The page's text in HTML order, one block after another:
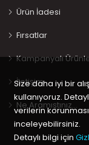
Ürün İadesi
Fırsatlar
Kampanyalı
İletişim
Ne Aramıştınız…
Size daha iyi bir
kullanıyoruz.
verilerin
inceleyebilirsiniz.
Detaylı bilgi için